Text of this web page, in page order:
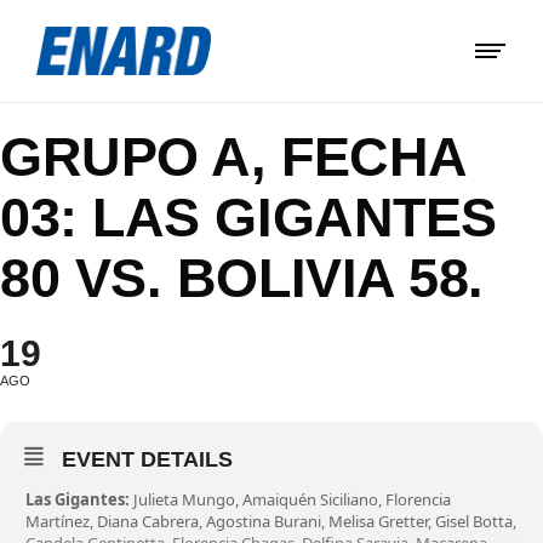
GRUPO A, FECHA
03: LAS GIGANTES
80 VS. BOLIVIA 58.
19
AGO
EVENT DETAILS
Las Gigantes: Julieta Mungo, Amaiquén Siciliano, Florencia
Martínez, Diana Cabrera, Agostina Burani, Melisa Gretter, Gisel Botta,